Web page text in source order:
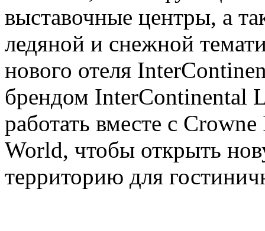
выставочные центры, а
ледяной и снежной
нового отеля
брендом InterContinental
работать вместе с
World, чтобы открыть
территорию для